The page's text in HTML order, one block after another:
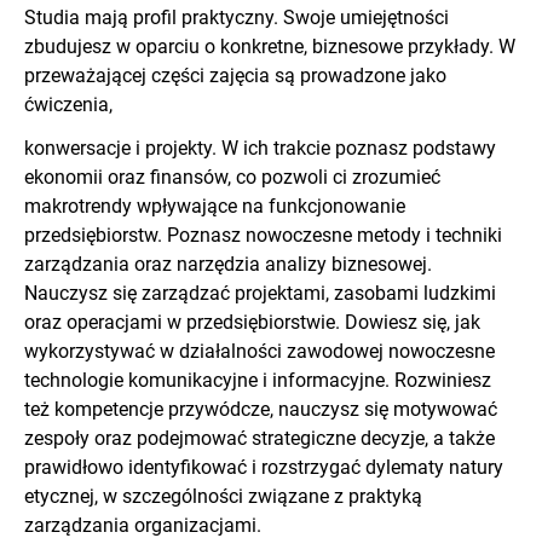
Studia mają profil praktyczny. Swoje umiejętności
zbudujesz w oparciu o konkretne, biznesowe przykłady. W
przeważającej części zajęcia są prowadzone jako
ćwiczenia,
konwersacje i projekty. W ich trakcie poznasz podstawy
ekonomii oraz finansów, co pozwoli ci zrozumieć
makrotrendy wpływające na funkcjonowanie
przedsiębiorstw. Poznasz nowoczesne metody i techniki
zarządzania oraz narzędzia analizy biznesowej.
Nauczysz się zarządzać projektami, zasobami ludzkimi
oraz operacjami w przedsiębiorstwie. Dowiesz się, jak
wykorzystywać w działalności zawodowej nowoczesne
technologie komunikacyjne i informacyjne. Rozwiniesz
też kompetencje przywódcze, nauczysz się motywować
zespoły oraz podejmować strategiczne decyzje, a także
prawidłowo identyfikować i rozstrzygać dylematy natury
etycznej, w szczególności związane z praktyką
zarządzania organizacjami.